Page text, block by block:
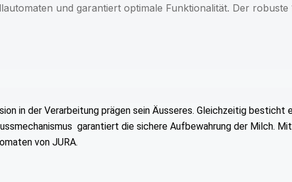
und garantiert optimale Funktionalität. Der
in der Verarbeitung prägen sein Äusseres. Gleichzeitig
garantiert die sichere Aufbewahrung der Milch.
von JURA.­­